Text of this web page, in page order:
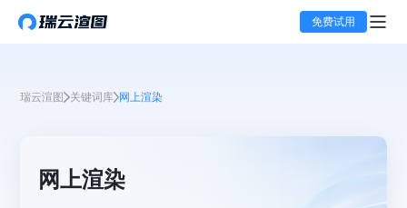
免费试用
瑞云渲图 关键词库 网上渲染
网上渲染